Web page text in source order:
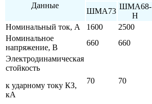
Данные
ШМА73
ШМА68-
Н
Номинальный ток, А
1600 2500
Номинальное
напряжение, В
660 660
Электродинамическая
стойкость
к ударному току КЗ,
кА
70 70